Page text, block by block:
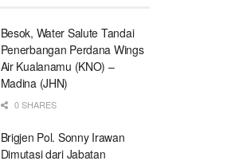
Besok, Water Salute Tandai
Penerbangan Perdana Wings
Air Kualanamu (KNO) –
Madina (JHN)
0 SHARES
Brigjen Pol. Sonny Irawan
Dimutasi dari Jabatan